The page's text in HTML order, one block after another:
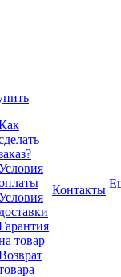
доставки
товар
Контакты